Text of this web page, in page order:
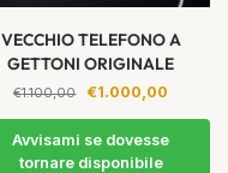
VECCHIO TELEFONO A
GETTONI ORIGINALE
€1.100,00 €1.000,00
Avvisami se dovesse
tornare disponibile